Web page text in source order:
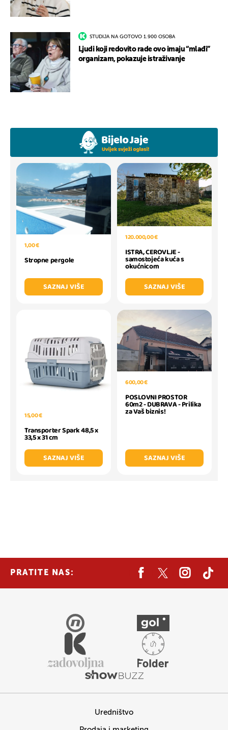
STUDIJA NA GOTOVO 1.900 OSOBA
Ljudi koji redovito rade ovo imaju “mlađi”
organizam, pokazuje istraživanje
1,00 €
Stropne pergole
SAZNAJ VIŠE
120.000,00 €
ISTRA, CEROVLJE -
samostojeća kuća s
okućnicom
SAZNAJ VIŠE
15,00 €
Transporter Spark 48,5 x
33,5 x 31 cm
SAZNAJ VIŠE
600,00 €
POSLOVNI PROSTOR
60m2 - DUBRAVA - Prilika
za Vaš biznis!
SAZNAJ VIŠE
PRATITE NAS:
Uredništvo